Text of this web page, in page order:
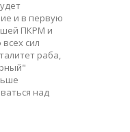
и в первую
ПКРМ и
сил
раба,
над